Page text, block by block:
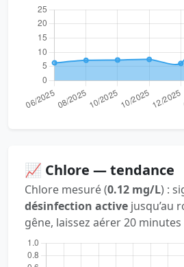
📈 Chlore — tendance
Chlore mesuré (0.12 mg/L) :
désinfection active jusqu’au
gêne, laissez aérer 20